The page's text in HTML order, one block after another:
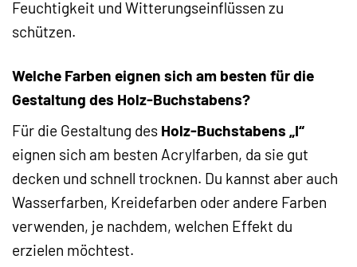
Feuchtigkeit und Witterungseinflüssen zu
schützen.
Welche Farben eignen sich am besten für die
Gestaltung des Holz-Buchstabens?
Für die Gestaltung des Holz-Buchstabens „I“
eignen sich am besten Acrylfarben, da sie gut
decken und schnell trocknen. Du kannst aber auch
Wasserfarben, Kreidefarben oder andere Farben
verwenden, je nachdem, welchen Effekt du
erzielen möchtest.